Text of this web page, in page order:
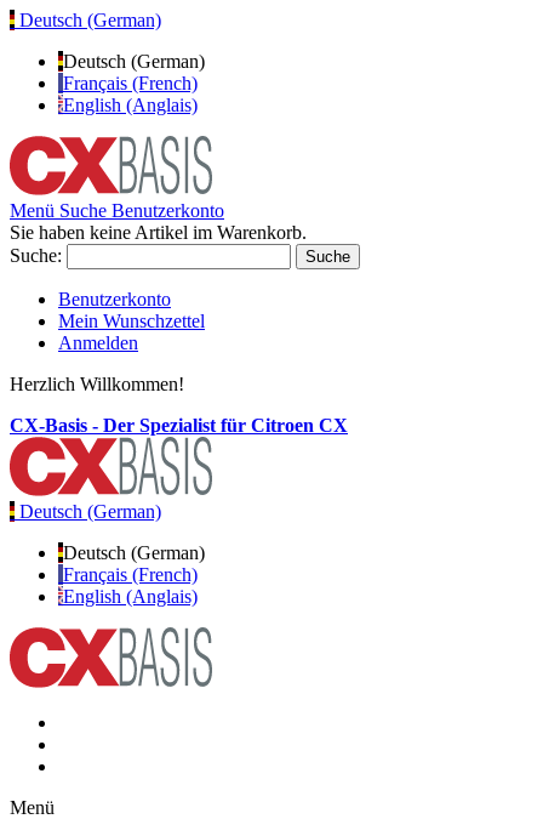
Deutsch (German)
Deutsch (German)
Français (French)
English (Anglais)
Menü Suche Benutzerkonto
Sie haben keine Artikel im Warenkorb.
Suche:
Suche
Benutzerkonto
Mein Wunschzettel
Anmelden
Herzlich Willkommen!
CX-Basis - Der Spezialist für Citroen CX
Deutsch (German)
Deutsch (German)
Français (French)
English (Anglais)
Menü